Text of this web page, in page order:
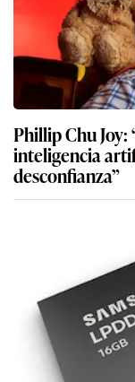
Phillip Chu
inteligencia
desconfianza”